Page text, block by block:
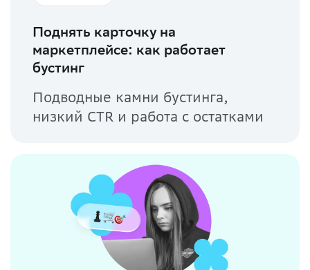
Поднять карточку на
маркетплейсе: как работает
бустинг
Подводные камни бустинга,
низкий CTR и работа с остатками